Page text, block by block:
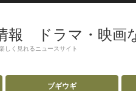
報 ドラマ・映画
しく見れるニュースサイト
ブギウギ